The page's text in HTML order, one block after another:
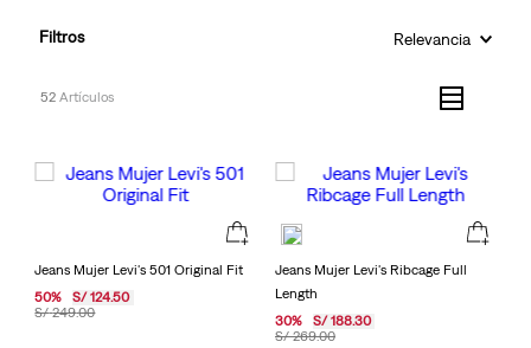
Filtros Relevancia
52
Jeans Mujer Levi's 501 Original Fit
S/ 249.00
50% S/ 124.50
Jeans Mujer Levi's Ribcage Full
Length
S/ 269.00
30% S/ 188.30